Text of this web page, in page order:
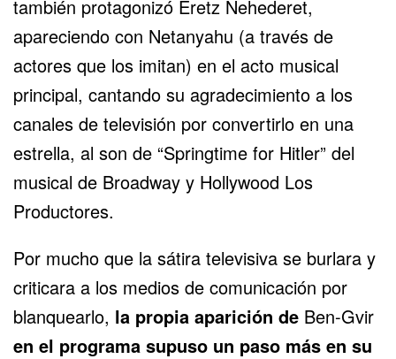
también protagonizó Eretz Nehederet,
apareciendo con Netanyahu (a través de
actores que los imitan) en el acto musical
principal, cantando su agradecimiento a los
canales de televisión por convertirlo en una
estrella, al son de “Springtime for Hitler” del
musical de Broadway y Hollywood Los
Productores.
Por mucho que la sátira televisiva se burlara y
criticara a los medios de comunicación por
blanquearlo, la propia aparición de Ben-Gvir
en el programa supuso un paso más en su